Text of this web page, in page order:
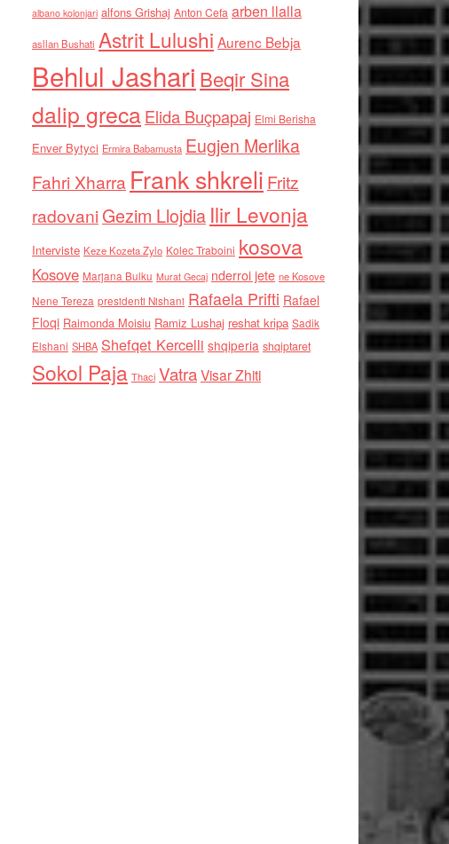
albano kolonjari alfons Grishaj Anton Cefa arben llalla
asllan Bushati Astrit Lulushi Aurenc Bebja
Behlul Jashari Beqir Sina
dalip grecaElida Buçpapaj Elmi Berisha
Enver Bytyci Ermira Babamusta Eugjen Merlika
Fahri Xharra Frank shkreli Fritz
radovaniGezim Llojdia Ilir Levonja
Interviste Keze Kozeta Zylo Kolec Traboini kosova
Kosove Marjana Bulku Murat Gecaj nderroi jete ne Kosove
Nene Tereza presidenti Nishani Rafaela Prifti Rafael
Floqi Raimonda Moisiu Ramiz Lushaj reshat kripa Sadik
Elshani SHBA Shefqet Kercelli shqiperia shqiptaret
Sokol Paja Thaci VatraVisar Zhiti